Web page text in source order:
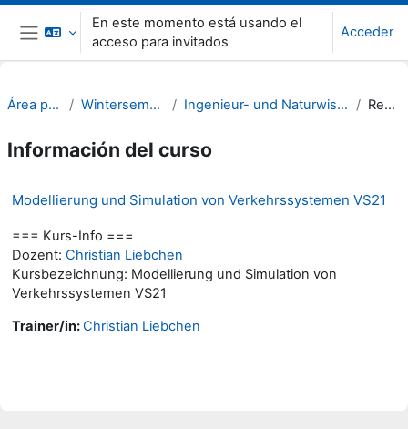
Salta al contenido principal
Panel lateral
En este momento está usando el
acceso para invitados
Acceder
Área personal Wintersemester 23/24 Ingenieur- und Naturwissenschaften (INW) Resumen
Información del curso
Modellierung und Simulation von Verkehrssystemen VS21
=== Kurs-Info ===
Dozent: Christian Liebchen
Kursbezeichnung: Modellierung und Simulation von
Verkehrssystemen VS21
Trainer/in:Christian Liebchen